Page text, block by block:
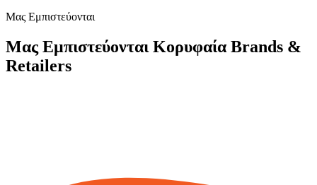
Μας Εμπιστεύονται
Μας Εμπιστεύονται Κορυφαία Brands &
Retailers